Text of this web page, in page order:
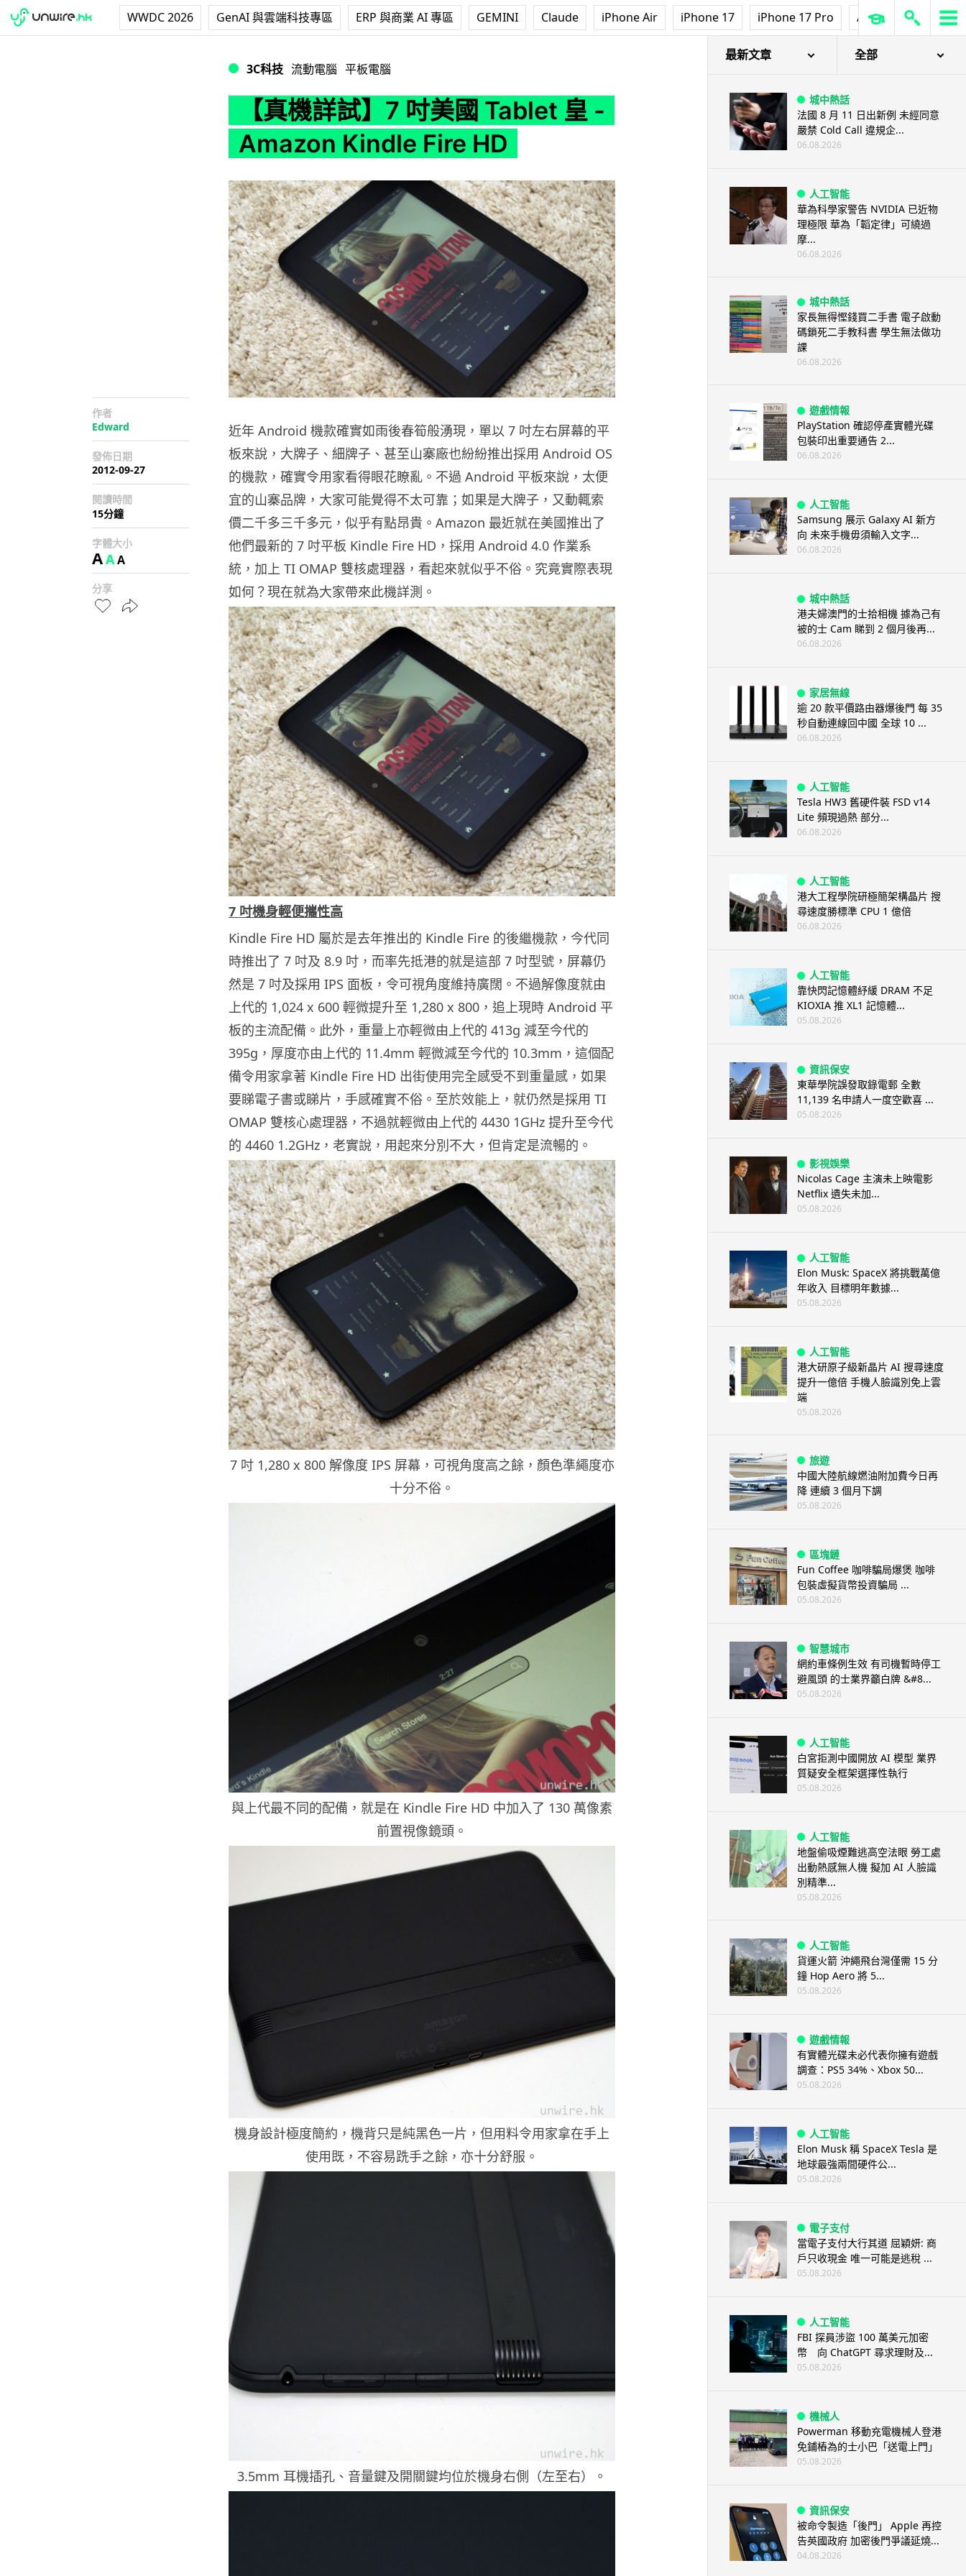
WWDC 2026 GenAI 與雲端科技專區 ERP 與商業 AI 專區 GEMINI Claude iPhone Air iPhone 17 iPhone 17 Pro AirPods Pro 3
3C科技 流動電腦 平板電腦
【真機詳試】7 吋美國 Tablet 皇 -
Amazon Kindle Fire HD
作者
Edward
發佈日期
2012-09-27
閱讀時間
15分鐘
字體大小
AAA
分享
近年 Android 機款確實如雨後春筍般湧現，單以 7 吋左右屏幕的平
板來說，大牌子、細牌子、甚至山寨廠也紛紛推出採用 Android OS
的機款，確實令用家看得眼花瞭亂。不過 Android 平板來說，太便
宜的山寨品牌，大家可能覺得不太可靠；如果是大牌子，又動輒索
價二千多三千多元，似乎有點昂貴。Amazon 最近就在美國推出了
他們最新的 7 吋平板 Kindle Fire HD，採用 Android 4.0 作業系
統，加上 TI OMAP 雙核處理器，看起來就似乎不俗。究竟實際表現
如何？現在就為大家帶來此機詳測。
7 吋機身輕便攜性高
Kindle Fire HD 屬於是去年推出的 Kindle Fire 的後繼機款，今代同
時推出了 7 吋及 8.9 吋，而率先抵港的就是這部 7 吋型號，屏幕仍
然是 7 吋及採用 IPS 面板，令可視角度維持廣闊。不過解像度就由
上代的 1,024 x 600 輕微提升至 1,280 x 800，追上現時 Android 平
板的主流配備。此外，重量上亦輕微由上代的 413g 減至今代的
395g，厚度亦由上代的 11.4mm 輕微減至今代的 10.3mm，這個配
備令用家拿著 Kindle Fire HD 出街使用完全感受不到重量感，如果
要睇電子書或睇片，手感確實不俗。至於效能上，就仍然是採用 TI
OMAP 雙核心處理器，不過就輕微由上代的 4430 1GHz 提升至今代
的 4460 1.2GHz，老實說，用起來分別不大，但肯定是流暢的。
7 吋 1,280 x 800 解像度 IPS 屏幕，可視角度高之餘，顏色準繩度亦
十分不俗。
與上代最不同的配備，就是在 Kindle Fire HD 中加入了 130 萬像素
前置視像鏡頭。
機身設計極度簡約，機背只是純黑色一片，但用料令用家拿在手上
使用既，不容易跣手之餘，亦十分舒服。
3.5mm 耳機插孔、音量鍵及開關鍵均位於機身右側（左至右）。
最新文章 全部
城中熱話
法國 8 月 11 日出新例 未經同意
嚴禁 Cold Call 違規企...
06.08.2026
人工智能
華為科學家警告 NVIDIA 已近物
理極限 華為「韜定律」可繞過
摩...
06.08.2026
城中熱話
家長無得慳錢買二手書 電子啟動
碼鎖死二手教科書 學生無法做功
課
06.08.2026
遊戲情報
PlayStation 確認停產實體光碟
包裝印出重要通告 2...
06.08.2026
人工智能
Samsung 展示 Galaxy AI 新方
向 未來手機毋須輸入文字...
06.08.2026
城中熱話
港夫婦澳門的士拾相機 據為己有
被的士 Cam 睇到 2 個月後再...
06.08.2026
家居無線
逾 20 款平價路由器爆後門 每 35
秒自動連線回中國 全球 10 ...
06.08.2026
人工智能
Tesla HW3 舊硬件裝 FSD v14
Lite 頻現過熱 部分...
06.08.2026
人工智能
港大工程學院研極簡架構晶片 搜
尋速度勝標準 CPU 1 億倍
06.08.2026
人工智能
靠快閃記憶體紓緩 DRAM 不足
KIOXIA 推 XL1 記憶體...
05.08.2026
資訊保安
東華學院誤發取錄電郵 全數
11,139 名申請人一度空歡喜 ...
05.08.2026
影視娛樂
Nicolas Cage 主演未上映電影
Netflix 遺失未加...
05.08.2026
人工智能
Elon Musk: SpaceX 將挑戰萬億
年收入 目標明年數據...
05.08.2026
人工智能
港大研原子級新晶片 AI 搜尋速度
提升一億倍 手機人臉識別免上雲
端
05.08.2026
旅遊
中國大陸航線燃油附加費今日再
降 連續 3 個月下調
05.08.2026
區塊鏈
Fun Coffee 咖啡騙局爆煲 咖啡
包裝虛擬貨幣投資騙局 ...
05.08.2026
智慧城市
網約車條例生效 有司機暫時停工
避風頭 的士業界籲白牌 &#8...
05.08.2026
人工智能
白宮拒測中國開放 AI 模型 業界
質疑安全框架選擇性執行
05.08.2026
人工智能
地盤偷吸煙難逃高空法眼 勞工處
出動熱感無人機 擬加 AI 人臉識
別精準...
05.08.2026
人工智能
貨運火箭 沖繩飛台灣僅需 15 分
鐘 Hop Aero 將 5...
05.08.2026
遊戲情報
有實體光碟未必代表你擁有遊戲
調查：PS5 34%、Xbox 50...
05.08.2026
人工智能
Elon Musk 稱 SpaceX Tesla 是
地球最強兩間硬件公...
05.08.2026
電子支付
當電子支付大行其道 屈穎妍: 商
戶只收現金 唯一可能是逃稅 ...
05.08.2026
人工智能
FBI 探員涉盜 100 萬美元加密
幣 向 ChatGPT 尋求理財及...
05.08.2026
機械人
Powerman 移動充電機械人登港
免鋪樁為的士小巴「送電上門」
05.08.2026
資訊保安
被命令製造「後門」 Apple 再控
告英國政府 加密後門爭議延燒...
04.08.2026